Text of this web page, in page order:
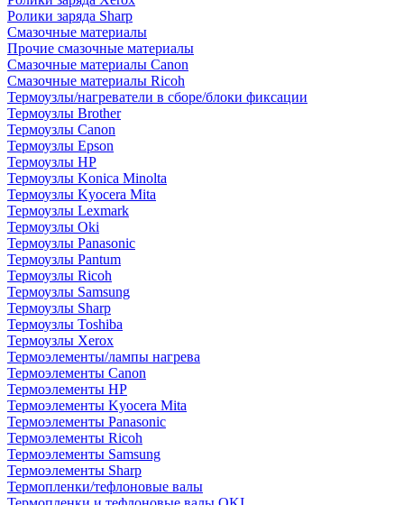
Ролики заряда Sharp
Смазочные материалы
Прочие смазочные материалы
Смазочные материалы Canon
Смазочные материалы Ricoh
Термоузлы/нагреватели в сборе/блоки фиксации
Термоузлы Brother
Термоузлы Canon
Термоузлы Epson
Термоузлы HP
Термоузлы Konica Minolta
Термоузлы Kyocera Mita
Термоузлы Lexmark
Термоузлы Oki
Термоузлы Panasonic
Термоузлы Pantum
Термоузлы Ricoh
Термоузлы Samsung
Термоузлы Sharp
Термоузлы Toshiba
Термоузлы Xerox
Термоэлементы/лампы нагрева
Термоэлементы Canon
Термоэлементы HP
Термоэлементы Kyocera Mita
Термоэлементы Panasonic
Термоэлементы Ricoh
Термоэлементы Samsung
Термоэлементы Sharp
Термопленки/тефлоновые валы